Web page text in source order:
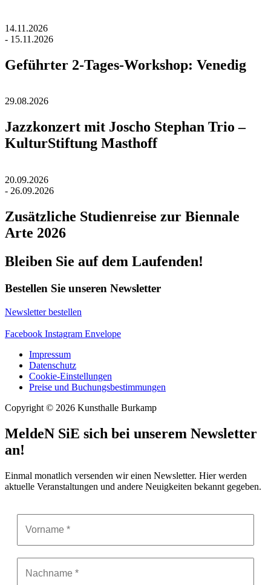
14.11.2026
- 15.11.2026
Geführter 2-Tages-Workshop: Venedig
29.08.2026
Jazzkonzert mit Joscho Stephan Trio –
KulturStiftung Masthoff
20.09.2026
- 26.09.2026
Zusätzliche Studienreise zur Biennale
Arte 2026
Bleiben Sie auf dem Laufenden!
Bestellen Sie unseren Newsletter
Newsletter bestellen
Facebook Instagram Envelope
Impressum
Datenschutz
Cookie-Einstellungen
Preise und Buchungsbestimmungen
Copyright © 2026 Kunsthalle Burkamp
MeldeN SiE sich bei unserem Newsletter
an!
Einmal monatlich versenden wir einen Newsletter. Hier werden
aktuelle Veranstaltungen und andere Neuigkeiten bekannt gegeben.